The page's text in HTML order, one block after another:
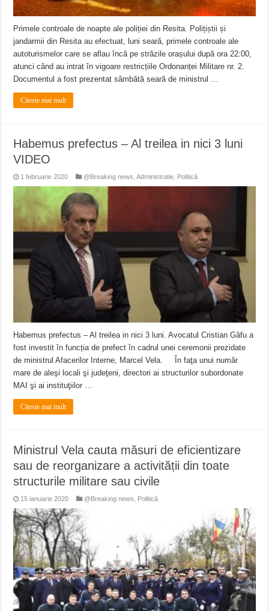
Primele controale de noapte ale poliției din Resita. Polițiștii și
jandarmii din Resita au efectuat, luni seară, primele controale ale
autoturismelor care se aflau încă pe străzile orașului după ora 22:00,
atunci când au intrat în vigoare restricțiile Ordonanței Militare nr. 2.
Documentul a fost prezentat sâmbătă seară de ministrul …
Citeste mai mult
Habemus prefectus – Al treilea in nici 3 luni
VIDEO
1 februarie 2020 @Breaking news ,Administratie Politică
Habemus prefectus – Al treilea in nici 3 luni. Avocatul Cristian Gâfu a
fost investit în funcția de prefect în cadrul unei ceremonii prezidate
de ministrul Afacerilor Interne, Marcel Vela. În faţa unui număr
mare de aleşi locali şi judeţeni, directori ai structurilor subordonate
MAI şi ai instituţiilor …
Citeste mai mult
Ministrul Vela cauta măsuri de eficientizare
sau de reorganizare a activității din toate
structurile militare sau civile
15 ianuarie 2020 @Breaking news Politică